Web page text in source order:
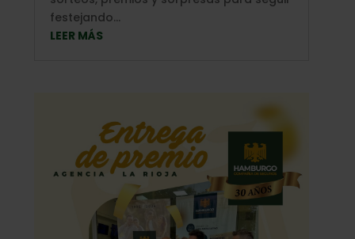
festejando...
LEER MÁS